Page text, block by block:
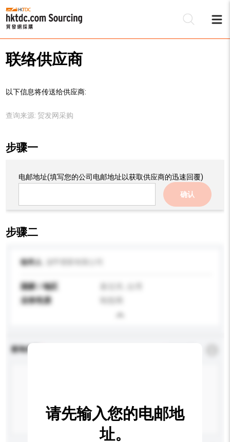
联络供应商
以下信息将传送给供应商:
查询来源: 贸发网采购
步骤一
电邮地址(填写您的公司电邮地址以获取供应商的迅速回覆)
确认
步骤二
收件人
国家 / 地区
业务性质
查询内容
请先输入您的电邮地
址。